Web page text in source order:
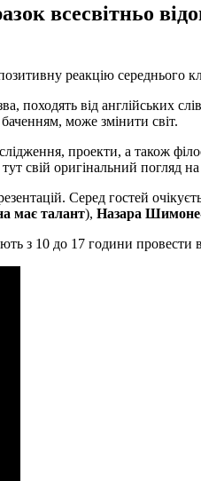
всесвітньо
реакцію середнього
походять від англійських
може змінити світ.
проекти, а також
свій оригінальний погляд на
Серед гостей
має талант), Назара
з 10 до 17 години провести в